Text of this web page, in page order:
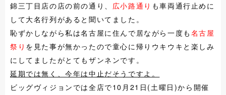
錦三丁目店の店の前の通り、 広小路通り も車両通行止めに
して大名行列があると聞いてました。
恥ずかしながら私は名古屋に住んで居ながら一度も 名古屋
祭り を見た事が無かったので童心に帰りウキウキと楽しみ
にしてましたがとてもザンネンです。
延期では無く、今年は中止だそうですよ。
ビッグヴィジョンでは全店で10月21日(土曜日)から開催